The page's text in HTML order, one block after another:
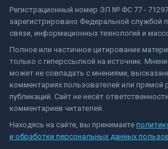
Регистрационный номер ЭЛ № ФС 77 -
зарегистрировано Федеральной службой
связи, информационных технологий и
Полное или частичное цитирование
только с гиперссылкой на источник.
может не совпадать с мнениями,
комментариях пользователей или прямой
публикаций. Сайт не несёт
комментариев читателей.
Находясь на сайте, вы принимаете
и обработки персональных данных